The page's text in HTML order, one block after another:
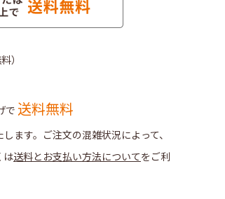
）
で 送料無料
ます。ご注文の混雑状況によって、
は送料とお支払い方法についてをご利